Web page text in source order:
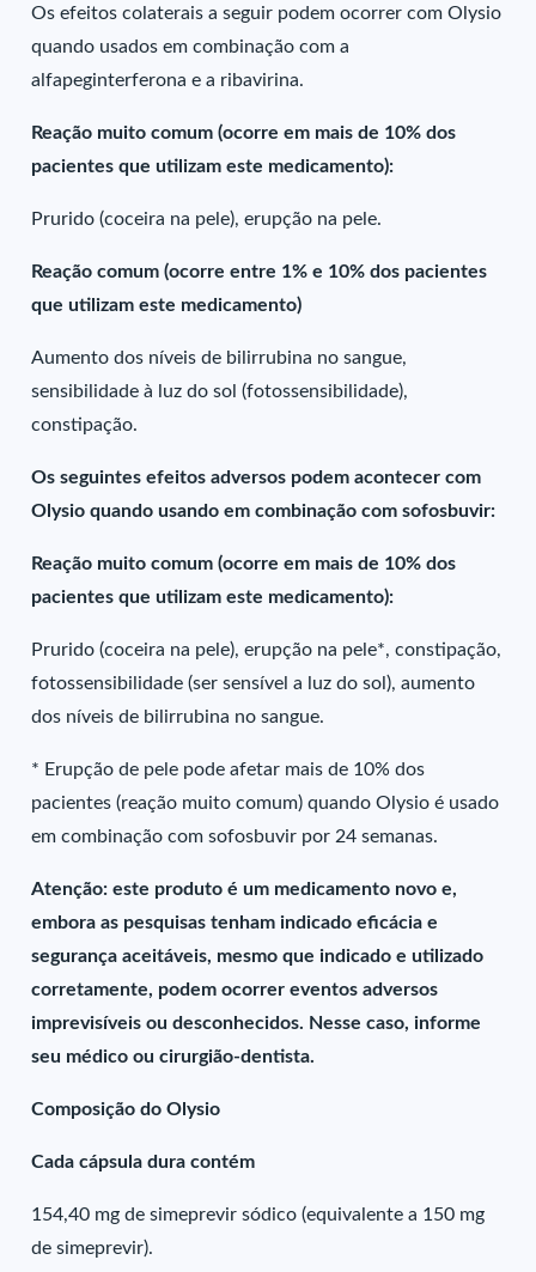
Os efeitos colaterais a seguir podem ocorrer com Olysio
quando usados em combinação com a
alfapeginterferona e a ribavirina.
Reação muito comum (ocorre em mais de 10% dos
pacientes que utilizam este medicamento):
Prurido (coceira na pele), erupção na pele.
Reação comum (ocorre entre 1% e 10% dos pacientes
que utilizam este medicamento)
Aumento dos níveis de bilirrubina no sangue,
sensibilidade à luz do sol (fotossensibilidade),
constipação.
Os seguintes efeitos adversos podem acontecer com
Olysio quando usando em combinação com sofosbuvir:
Reação muito comum (ocorre em mais de 10% dos
pacientes que utilizam este medicamento):
Prurido (coceira na pele), erupção na pele*, constipação,
fotossensibilidade (ser sensível a luz do sol), aumento
dos níveis de bilirrubina no sangue.
* Erupção de pele pode afetar mais de 10% dos
pacientes (reação muito comum) quando Olysio é usado
em combinação com sofosbuvir por 24 semanas.
Atenção: este produto é um medicamento novo e,
embora as pesquisas tenham indicado eficácia e
segurança aceitáveis, mesmo que indicado e utilizado
corretamente, podem ocorrer eventos adversos
imprevisíveis ou desconhecidos. Nesse caso, informe
seu médico ou cirurgião-dentista.
Composição do Olysio
Cada cápsula dura contém
154,40 mg de simeprevir sódico (equivalente a 150 mg
de simeprevir).